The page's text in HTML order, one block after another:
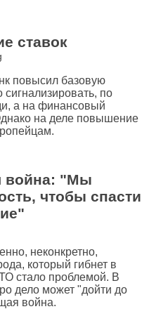
ставок
повысил базовую
сигнализировать, по
а на финансовый
на деле повышение
война: "Мы
чтобы спасти
неконкретно,
который гибнет в
стало проблемой. В
дело может "дойти до
война.